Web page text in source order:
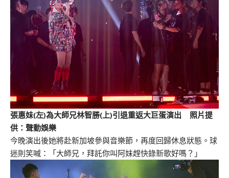
張惠妹(左)為大師兄林智勝(上)引退重返大巨蛋演出 照片提
供：聲動娛樂
今晚演出後她將赴新加坡參與音樂節，再度回歸休息狀態。球
迷則笑喊：「大師兄，拜託你叫阿妹趕快錄新歌好嗎？」